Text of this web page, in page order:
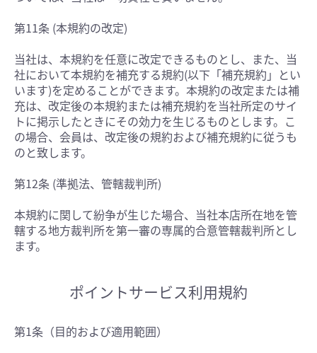
第11条 (本規約の改定)
当社は、本規約を任意に改定できるものとし、また、当
社において本規約を補充する規約(以下「補充規約」とい
います)を定めることができます。本規約の改定または補
充は、改定後の本規約または補充規約を当社所定のサイ
トに掲示したときにその効力を生じるものとします。こ
の場合、会員は、改定後の規約および補充規約に従うも
のと致します。
第12条 (準拠法、管轄裁判所)
本規約に関して紛争が生じた場合、当社本店所在地を管
轄する地方裁判所を第一審の専属的合意管轄裁判所とし
ます。
ポイントサービス利用規約
第1条（目的および適用範囲）